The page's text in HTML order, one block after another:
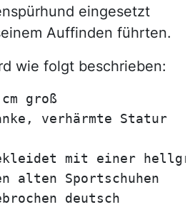
eingesetzt
Auffinden führten.
wie folgt beschrieben:
groß
verhärmte Statur
mit einer
alten Sportschuhen
deutsch